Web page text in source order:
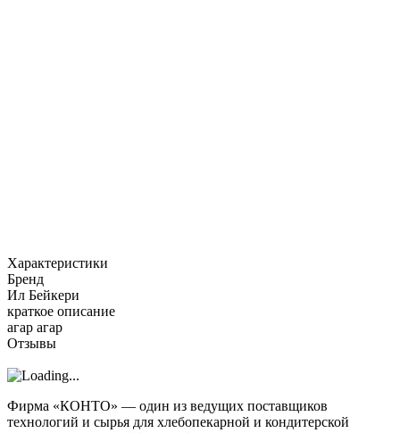
Характеристики
Бренд
Ил Бейкери
краткое описание
агар агар
Отзывы
Фирма «КОНТО» — один из ведущих поставщиков
технологий и сырья для хлебопекарной и кондитерской